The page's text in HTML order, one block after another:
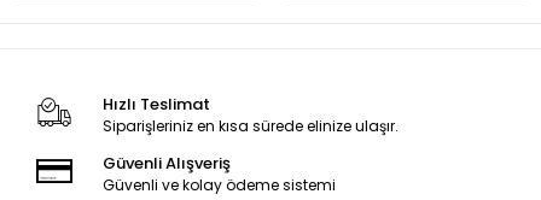
Hızlı Teslimat
Siparişleriniz en kısa sürede elinize ulaşır.
Güvenli Alışveriş
Güvenli ve kolay ödeme sistemi